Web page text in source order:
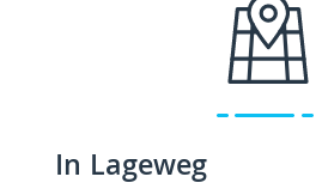
In Lageweg